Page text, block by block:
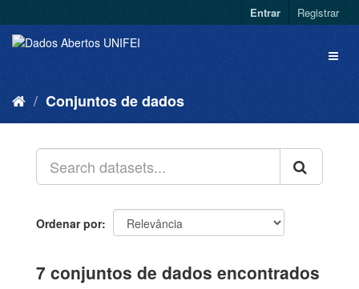
Entrar Registrar
Conjuntos de dados
Ordenar por
7 conjuntos de dados encontrados